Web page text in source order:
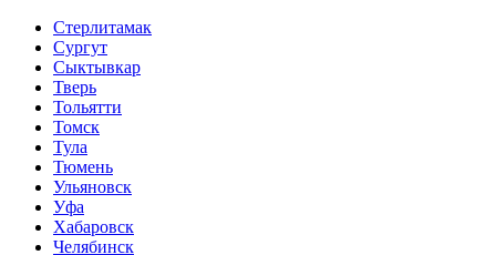
Стерлитамак
Сургут
Сыктывкар
Тверь
Тольятти
Томск
Тула
Тюмень
Ульяновск
Уфа
Хабаровск
Челябинск